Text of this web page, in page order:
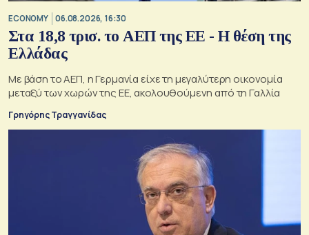
ECONOMY 06.08.2026, 16:30
Στα 18,8 τρισ. το ΑΕΠ της ΕΕ - Η θέση της
Ελλάδας
Με βάση το ΑΕΠ, η Γερμανία είχε τη μεγαλύτερη οικονομία
μεταξύ των χωρών της ΕΕ, ακολουθούμενη από τη Γαλλία
Γρηγόρης Τραγγανίδας